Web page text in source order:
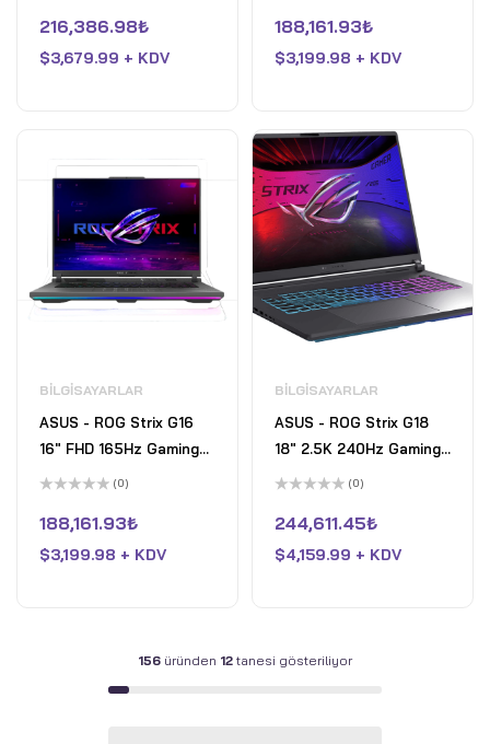
RAM - NVIDIA GeForce
RTX 5070 Ti - 1TB SSD -
üzerinden
0
aldı
216,386.98₺
$3,679.99 + KDV
GeForce RTX 5070 Ti -
1TB SSD - Eclipse Grey
üzerinden
0
aldı
188,161.93₺
$3,199.98 + KDV
BILGISAYARLAR
ASUS - ROG Strix G16
16" FHD 165Hz Gaming
Laptop - AMD Ryzen 9
GeForce RTX 5070 Ti -
1TB SSD - Eclipse Grey
üzerinden
0
aldı
(0)
188,161.93₺
$3,199.98 + KDV
BILGISAYARLAR
ASUS - ROG Strix G18
18" 2.5K 240Hz Gaming
Laptop - Intel Core Ultra
NVIDIA GeForce RTX
5080 - 2TB SSD -
üzerinden
0
aldı
(0)
244,611.45₺
$4,159.99 + KDV
156 üründen 12 tanesi gösteriliyor